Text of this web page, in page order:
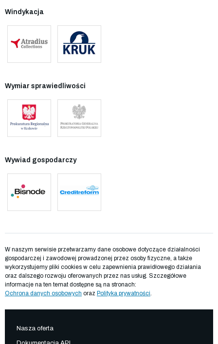
Windykacja
Wymiar sprawiedliwości
Wywiad gospodarczy
W naszym serwisie przetwarzamy dane osobowe dotyczące działalności
gospodarczej i zawodowej prowadzonej przez osoby fizyczne, a także
wykorzystujemy pliki cookies w celu zapewnienia prawidłowego działania
oraz dalszego rozwoju oferowanych przez nas usług. Szczegółowe
informacje na ten temat dostępne są na stronach:
Ochrona danych osobowych oraz Polityka prywatności.
Nasza oferta